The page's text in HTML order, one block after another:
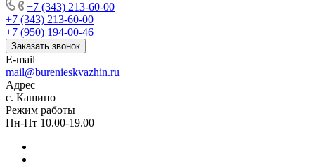
+7 (343) 213-60-00
+7 (343) 213-60-00
+7 (950) 194-00-46
Заказать звонок
E-mail
mail@burenieskvazhin.ru
Адрес
с. Кашино
Режим работы
Пн-Пт 10.00-19.00